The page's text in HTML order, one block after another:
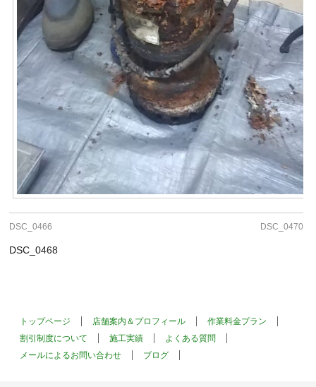
DSC_0466 DSC_0470
DSC_0468
トップページ 店舗案内＆プロフィール
作業料金プラン
割引制度について
施工実績
よくある質問
メールによるお問い合わせ
ブログ